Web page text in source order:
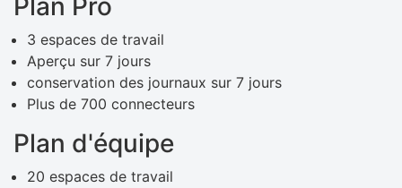
Plan Pro
3 espaces de travail
Aperçu sur 7 jours
conservation des journaux sur 7 jours
Plus de 700 connecteurs
Plan d'équipe
20 espaces de travail